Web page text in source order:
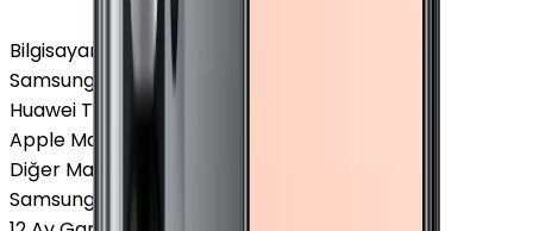
Bilgisayar / Tablet
Samsung Tablet
Huawei Tablet
Apple Macbook
Diğer Markalar
Samsung Tablet